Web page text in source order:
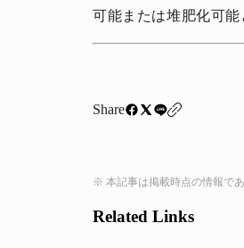
可能または堆肥化可能
Share
※ 本記事は掲載時点の情報で
Related Links